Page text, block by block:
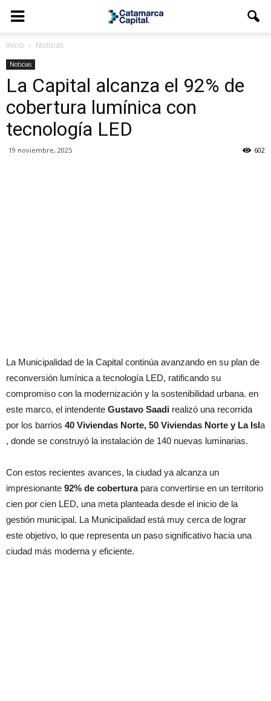
Inicio Noticias
Noticias
La Capital alcanza el 92% de
cobertura lumínica con
tecnología LED
19 noviembre, 2025 602
La Municipalidad de la Capital continúa avanzando en su plan de
reconversión lumínica a tecnología LED, ratificando su
compromiso con la modernización y la sostenibilidad urbana. en
este marco, el intendente Gustavo Saadi realizó una recorrida
por los barrios 40 Viviendas Norte, 50 Viviendas Norte y La Isla
, donde se construyó la instalación de 140 nuevas luminarias.
Con estos recientes avances, la ciudad ya alcanza un
impresionante 92% de coberturapara convertirse en un territorio
cien por cien LED, una meta planteada desde el inicio de la
gestión municipal. La Municipalidad está muy cerca de lograr
este objetivo, lo que representa un paso significativo hacia una
ciudad más moderna y eficiente.